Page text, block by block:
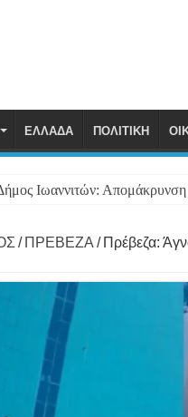
ΕΛΛΑΔΑ ΠΟΛΙΤΙΚΗ
Ιωαννιτών:
/ ΠΡΕΒΕΖΑ / Πρέβεζα: